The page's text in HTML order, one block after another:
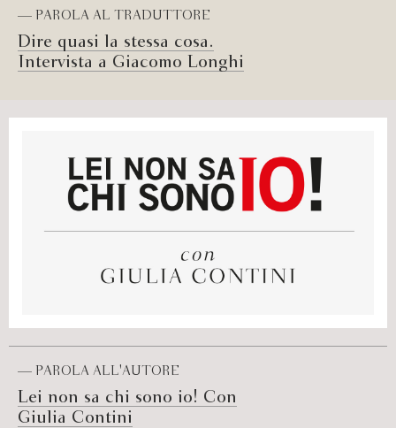
— PAROLA AL TRADUTTORE
Dire quasi la stessa cosa.
Intervista a Giacomo Longhi
— PAROLA ALL'AUTORE
Lei non sa chi sono io! Con
Giulia Contini